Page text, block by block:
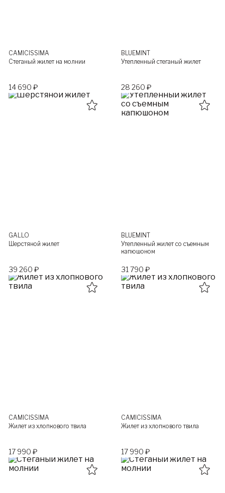
CAMICISSIMA
Стеганый жилет на молнии
14 690 ₽
BLUEMINT
Утепленный стеганый жилет
28 260 ₽
GALLO
Шерстяной жилет
39 260 ₽
BLUEMINT
Утепленный жилет со съемным
капюшоном
31 790 ₽
CAMICISSIMA
Жилет из хлопкового твила
17 990 ₽
CAMICISSIMA
Жилет из хлопкового твила
17 990 ₽